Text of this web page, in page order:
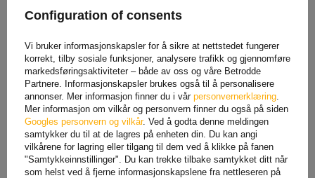
U-bolt med muttere og
skiver M12 65/52/65
26,91 NOKnetto
U-bolt med muttere og
skiver M12 85/62/85
29,59 NOKnetto
Configuration of consents
Vi bruker informasjonskapsler for å sikre at nettstedet fungerer
korrekt, tilby sosiale funksjoner, analysere trafikk og gjennomføre
markedsføringsaktiviteter – både av oss og våre Betrodde
Partnere. Informasjonskapsler brukes også til å personalisere
annonser. Mer informasjon finner du i vår personvernerklæring
Mer informasjon om vilkår og personvern finner du også på siden
Googles personvern og vilkår. Ved å godta denne meldingen
samtykker du til at de lagres på enheten din. Du kan angi
vilkårene for lagring eller tilgang til dem ved å klikke på fanen
"Samtykkeinnstillinger". Du kan trekke tilbake samtykket ditt når
som helst ved å fjerne informasjonskapslene fra nettleseren på